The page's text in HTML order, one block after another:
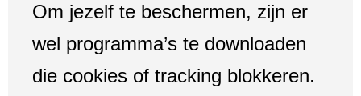
Om jezelf te beschermen, zijn er
wel programma’s te downloaden
die cookies of tracking blokkeren.